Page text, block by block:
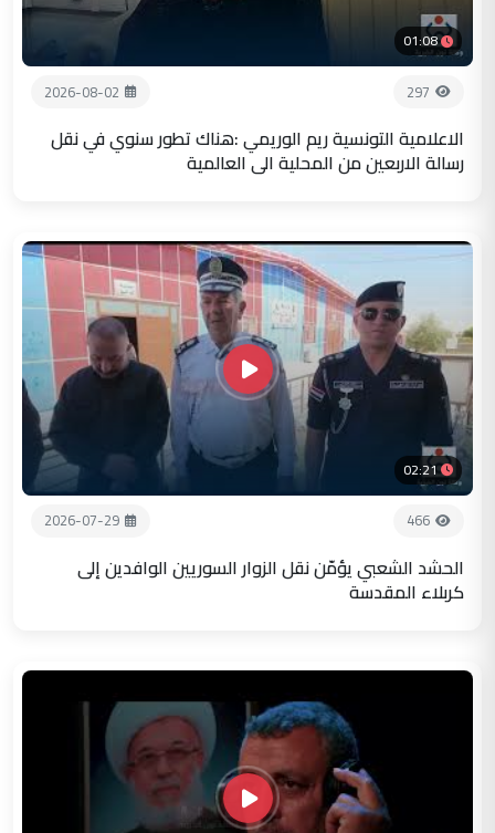
01:08
297
2026-08-02
الاعلامية التونسية ريم الوريمي :هناك تطور سنوي في نقل
رسالة الاربعين من المحلية الى العالمية
02:21
466
2026-07-29
الحشد الشعبي يؤمّن نقل الزوار السوريين الوافدين إلى
كربلاء المقدسة